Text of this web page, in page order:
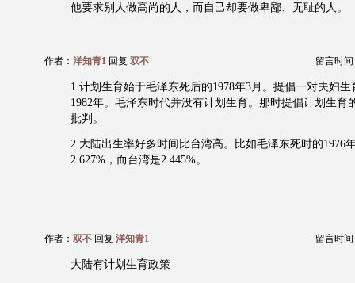
他要求别人做高尚的人，而自己却要做卑鄙、无耻的人。
作者： 洋知青1 回复 双不 留言时间
1 计划生育始于毛泽东死后的1978年3月。提倡一对夫妇生
1982年。毛泽东时代并没有计划生育。那时提倡计划生育
批判。
2 大陆出生率好多时间比台湾高。比如毛泽东死时的1976
2.627%，而台湾是2.445%。
作者： 双不 回复 洋知青1 留言时间
大陆有计划生育政策